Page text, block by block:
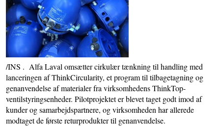
/INS . Alfa Laval omsætter cirkulær tænkning til handling med
lanceringen af ThinkCircularity, et program til tilbagetagning og
genanvendelse af materialer fra virksomhedens ThinkTop-
ventilstyringsenheder. Pilotprojektet er blevet taget godt imod af
kunder og samarbejdspartnere, og virksomheden har allerede
modtaget de første returprodukter til genanvendelse.